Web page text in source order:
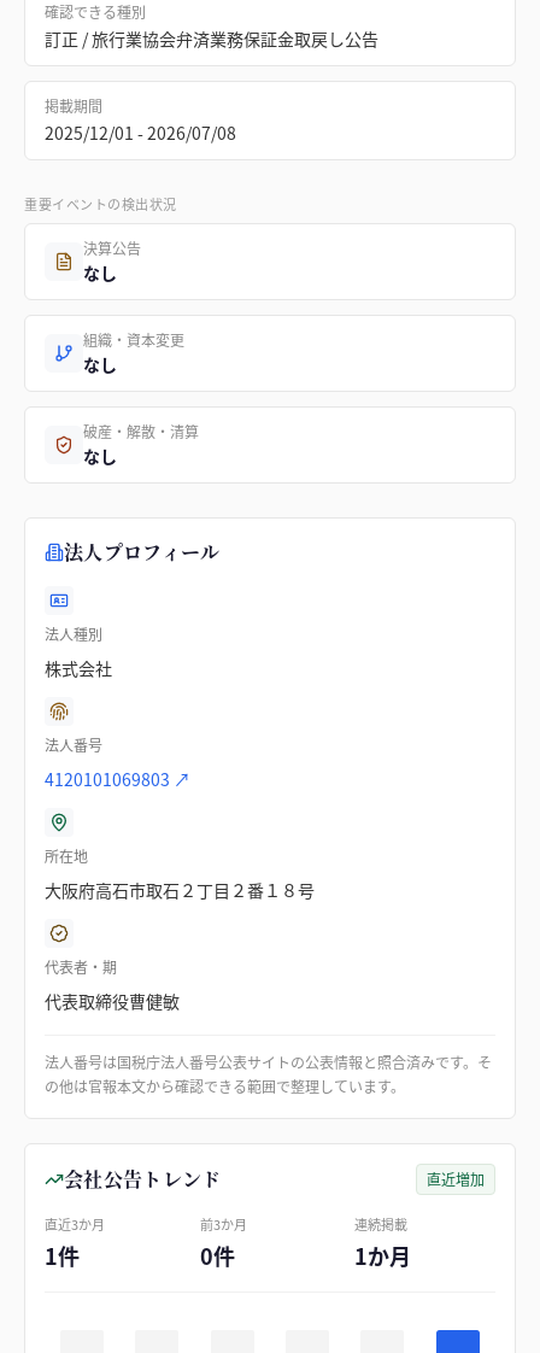
確認できる種別
訂正 / 旅行業協会弁済業務保証金取戻し公告
掲載期間
2025/12/01 - 2026/07/08
重要イベントの検出状況
決算公告
なし
組織・資本変更
なし
破産・解散・清算
なし
法人プロフィール
法人種別
株式会社
法人番号
4120101069803 ↗
所在地
大阪府高石市取石２丁目２番１８号
代表者・期
代表取締役曹健敏
法人番号は国税庁法人番号公表サイトの公表情報と照合済みです。そ
の他は官報本文から確認できる範囲で整理しています。
会社公告トレンド 直近増加
直近3か月
1件
前3か月
0件
連続掲載
1か月